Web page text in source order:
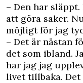
– Den har
att göra saker.
möjligt för jag
– Det är nästan
det som ibland.
har jag jag
livet tillbaka.